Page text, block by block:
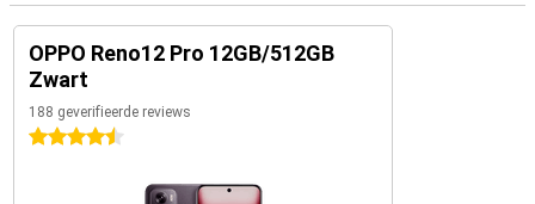
OPPO Reno12 Pro 12GB/512GB
Zwart
188 geverifieerde reviews
4.5 sterren